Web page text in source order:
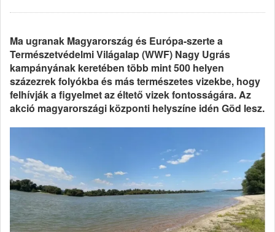
Ma ugranak Magyarország és Európa-szerte a
Természetvédelmi Világalap (WWF) Nagy Ugrás
kampányának keretében több mint 500 helyen
százezrek folyókba és más természetes vizekbe, hogy
felhívják a figyelmet az éltető vizek fontosságára. Az
akció magyarországi központi helyszíne idén Göd lesz.